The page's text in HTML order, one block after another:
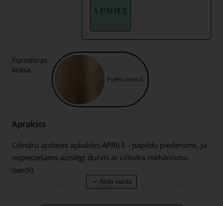
Furnitūras
krāsa
Pulēts misiņš
Apraksts
Cilindru apdares apkakles APRILE - papildu piederums, ja
nepieciešams aizslēgt durvis ar cilindra mehānismu
(serdi).
Apkakles paredzētas 38-44mm biezām durvju vērtnēm.